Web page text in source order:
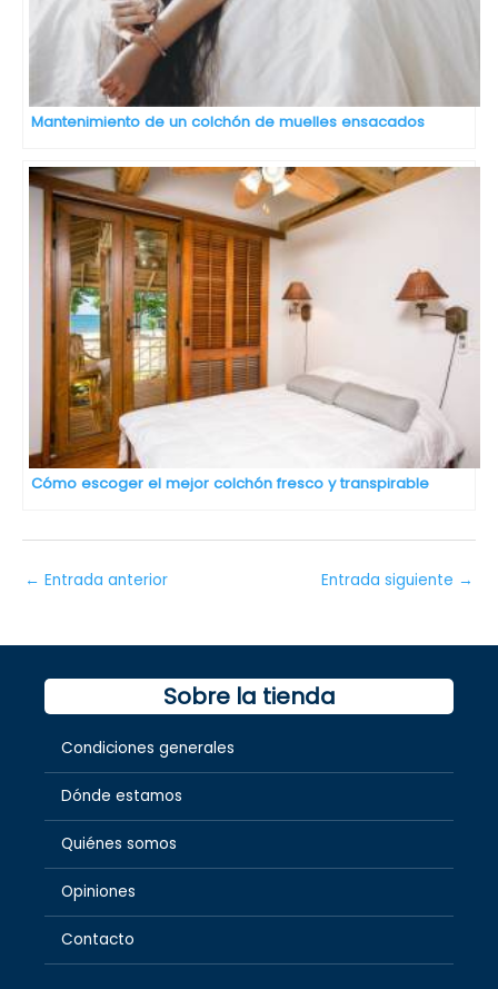
Mantenimiento de un colchón de muelles ensacados
Cómo escoger el mejor colchón fresco y transpirable
← Entrada anterior Entrada siguiente →
Sobre la tienda
Condiciones generales
Dónde estamos
Quiénes somos
Opiniones
Contacto